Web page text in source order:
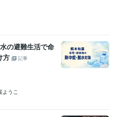
の避難生活で命
方
記事
うこ